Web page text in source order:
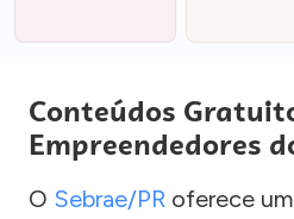
Conteúdos
Empreendedores
O Sebrae/PR oferece